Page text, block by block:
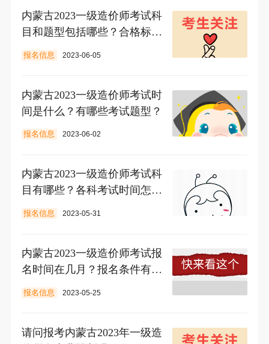
内蒙古2023一级造价师考试科
目和题型包括哪些？合格标准
是什么？
报名信息 2023-06-05
内蒙古2023一级造价师考试时
间是什么？有哪些考试题型？
报名信息 2023-06-02
内蒙古2023一级造价师考试科
目有哪些？各科考试时间怎么
安排？
报名信息 2023-05-31
内蒙古2023一级造价师考试报
名时间在几月？报名条件有哪
些？
报名信息 2023-05-25
请问报考内蒙古2023年一级造